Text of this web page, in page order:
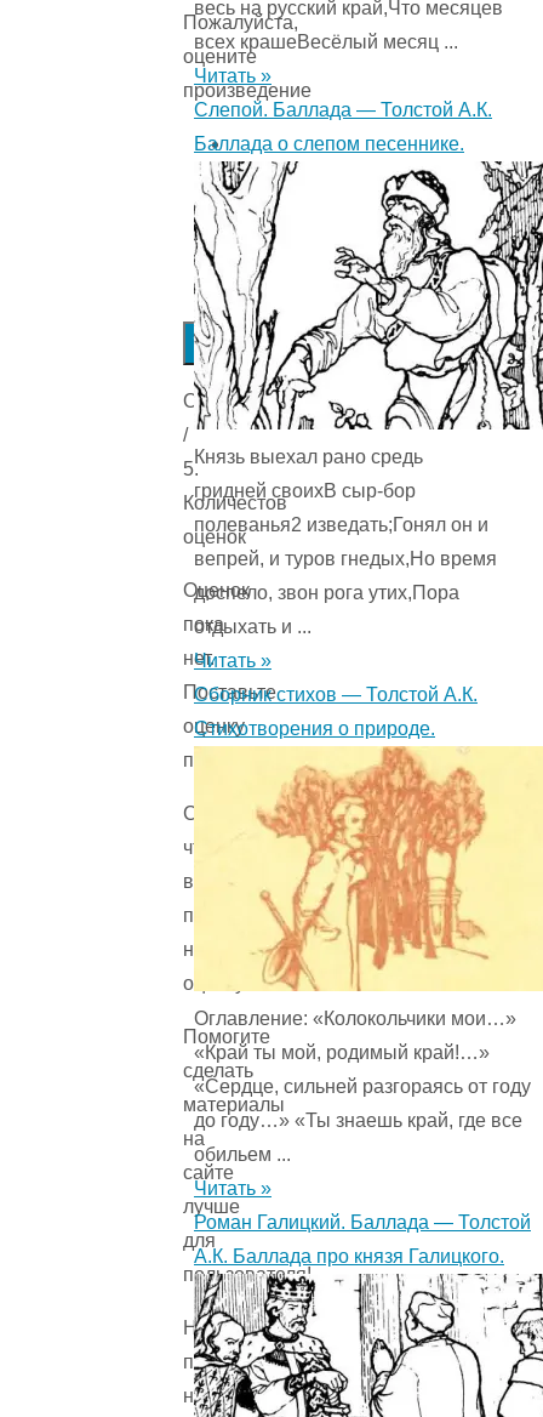
Пожалуйста,
оцените
произведение
Submit
Rating
Оценка
/
5.
Количестов
оценок
Оценок
пока
нет.
Поставьте
оценку
первым.
Сожалеем,
что
вы
поставили
низкую
оценку!
Помогите
сделать
материалы
на
сайте
лучше
для
пользователя!
Напишите
причину
низкой
весь на русский край,Что месяцев
всех крашеВесёлый месяц ...
Читать »
Слепой. Баллада — Толстой А.К.
Баллада о слепом песеннике.
Князь выехал рано средь
гридней своихВ сыр-бор
полеванья2 изведать;Гонял он и
вепрей, и туров гнедых,Но время
доспело, звон рога утих,Пора
отдыхать и ...
Читать »
Сборник стихов — Толстой А.К.
Стихотворения о природе.
Оглавление: «Колокольчики мои…»
«Край ты мой, родимый край!…»
«Сердце, сильней разгораясь от году
до году…» «Ты знаешь край, где все
обильем ...
Читать »
Роман Галицкий. Баллада — Толстой
А.К. Баллада про князя Галицкого.